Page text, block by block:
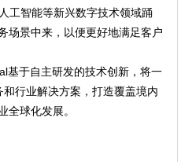
工智能等新兴数字技术领域踊
场景中来，以便更好地满足客户
基于自主研发的技术创新， 将一
和行业解决方案，打造覆盖境内
球化发展。